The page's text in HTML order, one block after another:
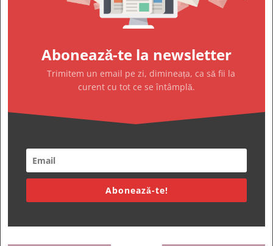
Abonează-te la newsletter
Trimitem un email pe zi, dimineața, ca să fii la
curent cu tot ce se întâmplă.
Abonează-te!